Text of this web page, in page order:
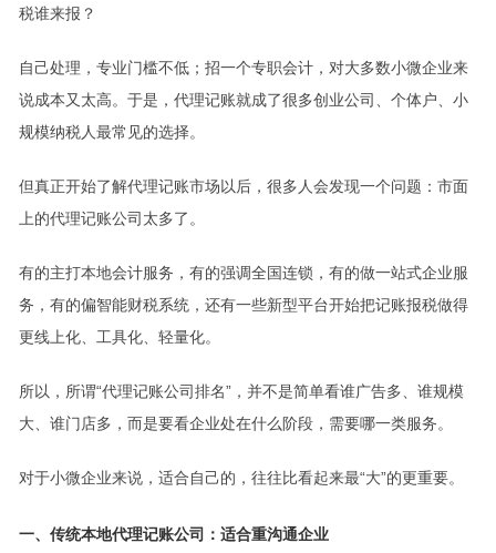
税谁来报？
自己处理，专业门槛不低；招一个专职会计，对大多数小微企业来
说成本又太高。于是，代理记账就成了很多创业公司、个体户、小
规模纳税人最常见的选择。
但真正开始了解代理记账市场以后，很多人会发现一个问题：市面
上的代理记账公司太多了。
有的主打本地会计服务，有的强调全国连锁，有的做一站式企业服
务，有的偏智能财税系统，还有一些新型平台开始把记账报税做得
更线上化、工具化、轻量化。
所以，所谓“代理记账公司排名”，并不是简单看谁广告多、谁规模
大、谁门店多，而是要看企业处在什么阶段，需要哪一类服务。
对于小微企业来说，适合自己的，往往比看起来最“大”的更重要。
一、传统本地代理记账公司：适合重沟通企业